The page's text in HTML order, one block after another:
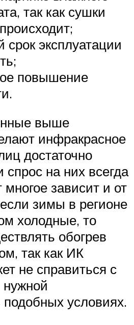
так как сушки
эксплуатации
повышение
выше
инфракрасное
достаточно
на них всегда
многое зависит и от
зимы в регионе
холодные, то
обогрев
так как ИК
не справиться с
условиях.